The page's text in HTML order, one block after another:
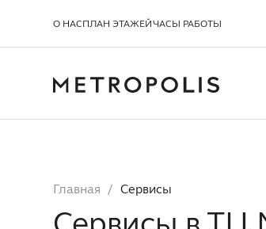
О НАС ПЛАН ЭТАЖЕЙ ЧАСЫ РАБОТЫ
Главная Сервисы